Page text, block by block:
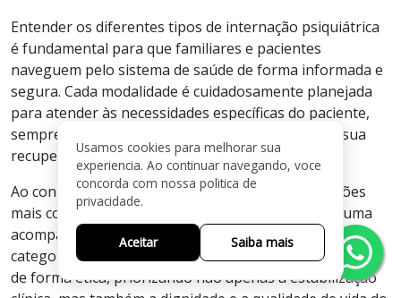
Entender os diferentes tipos de internação psiquiátrica
é fundamental para que familiares e pacientes
naveguem pelo sistema de saúde de forma informada e
segura. Cada modalidade é cuidadosamente planejada
para atender às necessidades específicas do paciente,
sempre respeitando seus direitos e promovendo sua
recuperação.
Ao conhecer essas opções, é possível tomar decisões
mais conscientes, reduzindo a ansiedade que costuma
acompanhar momentos de crise. Além disso, essas
categorias garantem que o tratamento seja conduzido
de forma ética, priorizando não apenas a estabilização
Usamos cookies para melhorar sua
experiencia. Ao continuar navegando, voce
concorda com nossa politica de
privacidade.
Aceitar Saiba mais